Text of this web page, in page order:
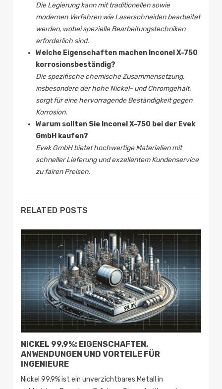
Die Legierung kann mit traditionellen sowie
modernen Verfahren wie Laserschneiden bearbeitet
werden, wobei spezielle Bearbeitungstechniken
erforderlich sind.
Welche Eigenschaften machen Inconel X-750
korrosionsbeständig?
Die spezifische chemische Zusammensetzung,
insbesondere der hohe Nickel- und Chromgehalt,
sorgt für eine hervorragende Beständigkeit gegen
Korrosion.
Warum sollten Sie Inconel X-750 bei der Evek
GmbH kaufen?
Evek GmbH bietet hochwertige Materialien mit
schneller Lieferung und exzellentem Kundenservice
zu fairen Preisen.
RELATED POSTS
NICKEL 99,9%: EIGENSCHAFTEN,
ANWENDUNGEN UND VORTEILE FÜR
INGENIEURE
Nickel 99,9% ist ein unverzichtbares Metall in